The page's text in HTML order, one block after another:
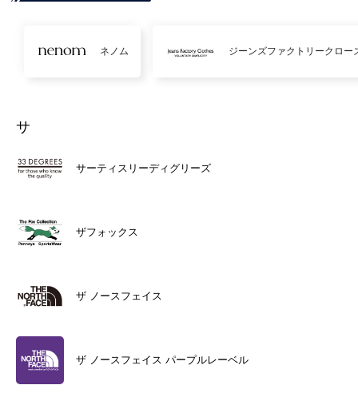
ネノム ジーンズファクトリークロー
サ
サーティスリーディグリーズ
ザフォックス
ザ ノースフェイス
ザ ノースフェイス パープルレーベル